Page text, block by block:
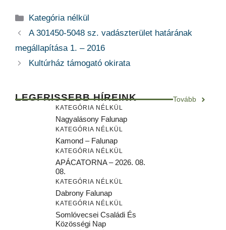
Kategória
Kategória nélkül
A 301450-5048 sz. vadászterület határának
megállapítása 1. – 2016
Kultúrház támogató okirata
LEGFRISSEBB HÍREINK Tovább
KATEGÓRIA NÉLKÜL
Nagyalásony Falunap
KATEGÓRIA NÉLKÜL
Kamond – Falunap
KATEGÓRIA NÉLKÜL
APÁCATORNA – 2026. 08.
08.
KATEGÓRIA NÉLKÜL
Dabrony Falunap
KATEGÓRIA NÉLKÜL
Somlóvecsei Családi És
Közösségi Nap